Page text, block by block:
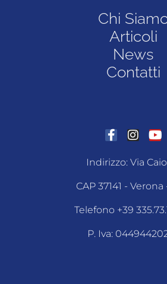
Chi
Articoli
News
Contatti
Indirizzo: Via
CAP 37141 - Verona
Telefono +39
P. Iva: